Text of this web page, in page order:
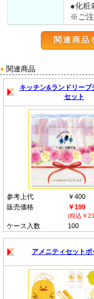
●化粧
※ご注
関連商品
● 関連商品
キッチン&ランドリープ
セット
参考上代
￥400
販売価格
￥199
(税込￥
ケース入数 100
アメニティセットポ